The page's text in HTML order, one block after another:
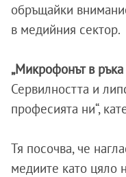
обръщайки
в медийния сектор.
„Микрофонът в
Сервилността и
професията ни“,
Тя посочва, че
медиите като цяло